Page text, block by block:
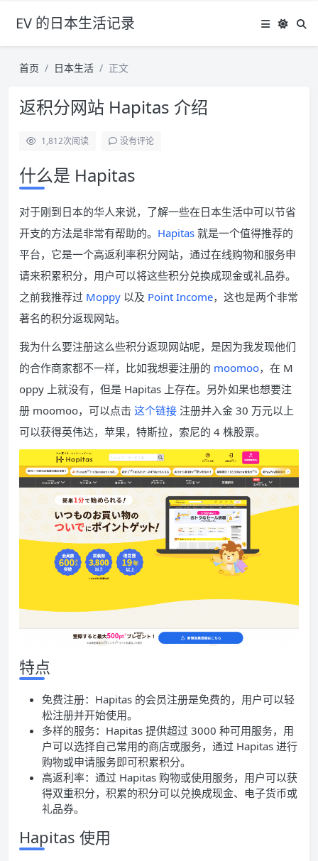
EV 的日本生活记录
首页 日本生活 正文
返积分网站 Hapitas 介绍
1,812次阅读 没有评论
什么是 Hapitas
对于刚到日本的华人来说，了解一些在日本生活中可以节省
开支的方法是非常有帮助的。 Hapitas 就是一个值得推荐的
平台，它是一个高返利率积分网站，通过在线购物和服务申
请来积累积分，用户可以将这些积分兑换成现金或礼品券。
之前我推荐过 Moppy 以及 Point Income，这也是两个非常
著名的积分返现网站。
我为什么要注册这么些积分返现网站呢，是因为我发现他们
的合作商家都不一样，比如我想要注册的 moomoo，在 M
oppy 上就没有，但是 Hapitas 上存在。另外如果也想要注
册 moomoo，可以点击 这个链接 注册并入金 30 万元以上
可以获得英伟达，苹果，特斯拉，索尼的 4 株股票。
特点
免费注册：Hapitas 的会员注册是免费的，用户可以轻
松注册并开始使用。
多样的服务：Hapitas 提供超过 3000 种可用服务，用
户可以选择自己常用的商店或服务，通过 Hapitas 进行
购物或申请服务即可积累积分。
高返利率：通过 Hapitas 购物或使用服务，用户可以获
得双重积分，积累的积分可以兑换成现金、电子货币或
礼品券。
Hapitas 使用